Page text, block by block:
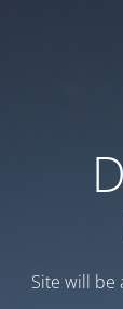
Site will be